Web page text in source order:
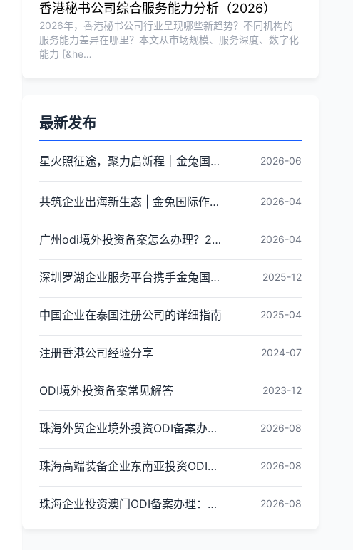
香港秘书公司综合服务能力分析（2026）
2026年，香港秘书公司行业呈现哪些新趋势？不同机构的
服务能力差异在哪里？本文从市场规模、服务深度、数字化
能力 [&he…
最新发布
星火照征途，聚力启新程｜金兔国际井冈山红色研学团建圆满收官 2026-06
共筑企业出海新生态 | 金兔国际作为代表单位亮相宝安区出海服务中心揭牌仪式 2026-04
广州odi境外投资备案怎么办理？2026年最新流程详解 2026-04
深圳罗湖企业服务平台携手金兔国际ODI备案专家,共建跨境出海全链条服务新生态 2025-12
中国企业在泰国注册公司的详细指南 2025-04
注册香港公司经验分享 2024-07
ODI境外投资备案常见解答 2023-12
珠海外贸企业境外投资ODI备案办理条件与流程 2026-08
珠海高端装备企业东南亚投资ODI备案办理全指引 2026-08
珠海企业投资澳门ODI备案办理：常见问题解答 2026-08